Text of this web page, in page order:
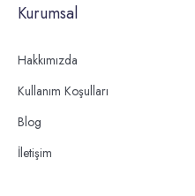
Kurumsal
Hakkımızda
Kullanım Koşulları
Blog
İletişim